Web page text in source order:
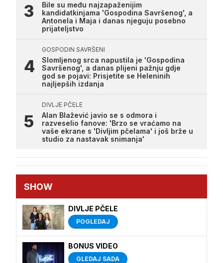
Bile su među najzapaženijim
kandidatkinjama 'Gospodina Savršenog', a
Antonela i Maja i danas njeguju posebno
prijateljstvo
GOSPODIN SAVRŠENI
Slomljenog srca napustila je 'Gospodina
Savršenog', a danas plijeni pažnju gdje
god se pojavi: Prisjetite se Heleninih
najljepših izdanja
DIVLJE PČELE
Alan Blažević javio se s odmora i
razveselio fanove: 'Brzo se vraćamo na
vaše ekrane s 'Divljim pčelama' i još brže u
studio za nastavak snimanja'
SHOW
DIVLJE PČELE
POGLEDAJ
BONUS VIDEO
GLEDAJ SADA